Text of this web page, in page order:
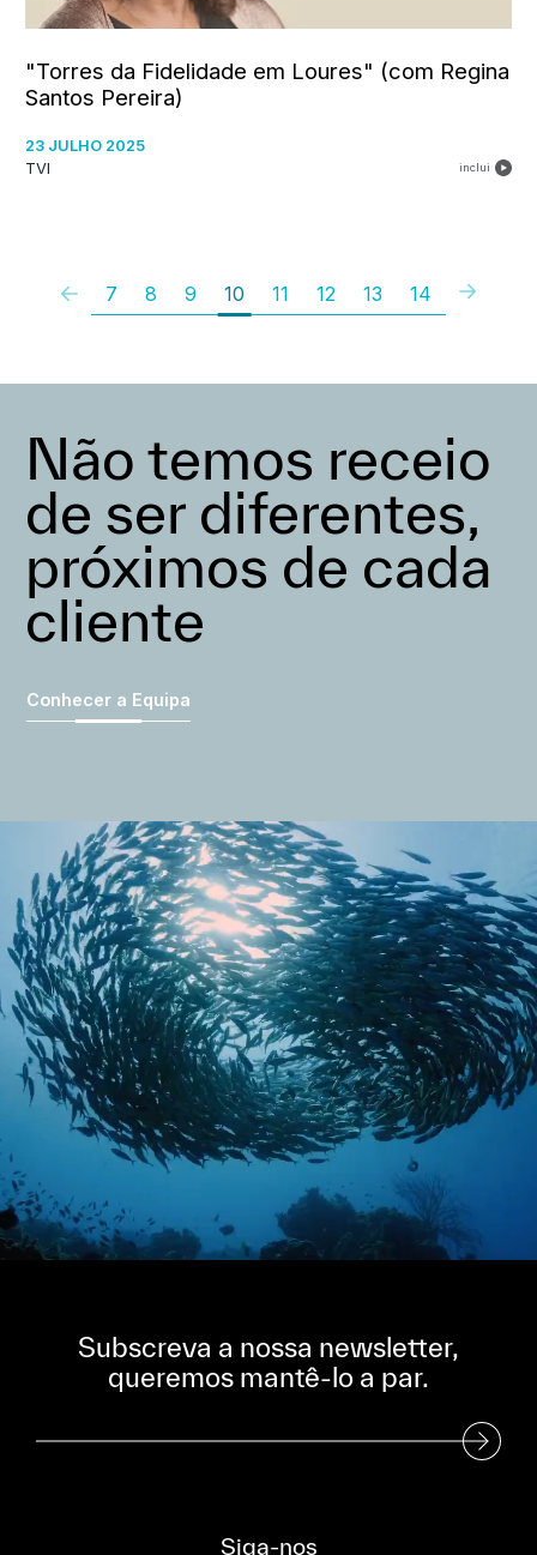
"Torres da Fidelidade em Loures" (com Regina
Santos Pereira)
23 JULHO 2025
TVI
inclui
7 8 9 10 11 12 13 14
Não temos receio
de ser diferentes,
próximos de cada
cliente
Conhecer a Equipa
Subscreva a nossa newsletter,
queremos mantê-lo a par.
Subscreva a nossa Newsletter
Siga-nos